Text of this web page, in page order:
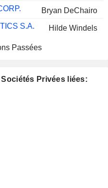
Bryan DeChairo
S.A.
Hilde Windels
Passées
Privées liées: